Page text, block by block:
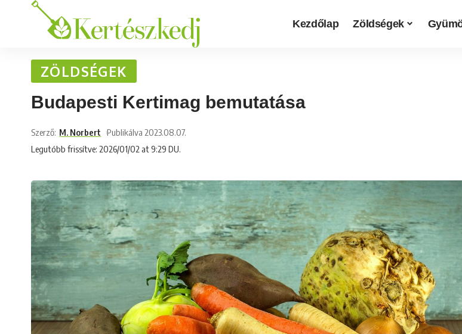
Kezdőlap Zöldségek
ZÖLDSÉGEK
Budapesti Kertimag bemutatása
Legutóbb frissítve: 2026/01/02 at 9:29 DU.
Szerző: M. Norbert Publikálva 2023.08.07.